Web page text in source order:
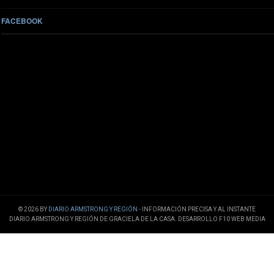
FACEBOOK
© 2026 BY DIARIO ARMSTRONG Y REGIÓN - INFORMACIÓN PRECISA Y AL INSTANTE
DIARIO ARMSTRONG Y REGIÓN DE GRACIELA DE LA CASA. DESARROLLO F10 WEB MEDIA